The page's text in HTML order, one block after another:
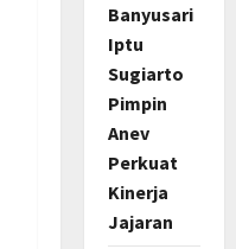
Banyusari
Iptu
Sugiarto
Pimpin
Anev
Perkuat
Kinerja
Jajaran